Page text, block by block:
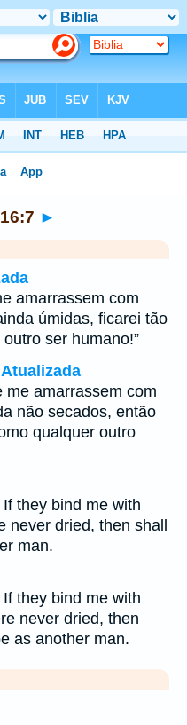
►
amarrassem com
úmidas, ficarei tão
ser humano!”
me amarrassem com
não secados, então
qualquer outro
they bind me with
never dried, then shall
man.
they bind me with
never dried, then
as another man.